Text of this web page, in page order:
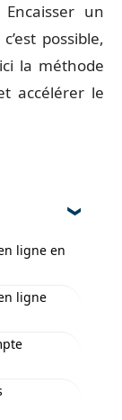
un
possible,
la méthode
accélérer le
ligne en
ligne